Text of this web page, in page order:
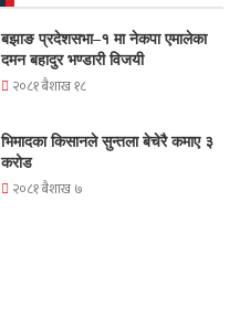
बझाङ प्रदेशसभा–१ मा नेकपा एमालेका
दमन बहादुर भण्डारी विजयी
२०८१ बैशाख १८
भिमादका किसानले सुन्तला बेचेरै कमाए ३
करोड
२०८१ बैशाख ७